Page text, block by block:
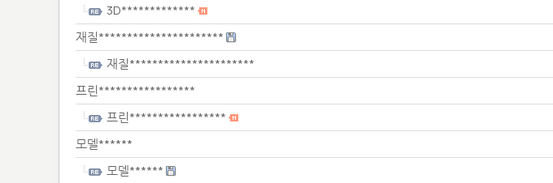
3D*************
재질**********************
재질**********************
프린*****************
프린*****************
모델******
모델******